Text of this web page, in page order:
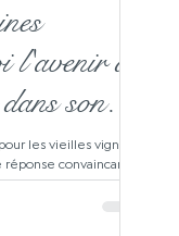
l'avenir du
son
les vieilles vignes
convaincante
– une réponse qui